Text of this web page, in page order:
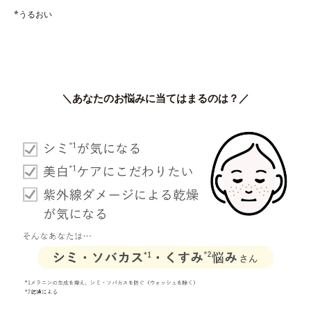
*うるおい
＼あなたのお悩みに当てはまるのは？／